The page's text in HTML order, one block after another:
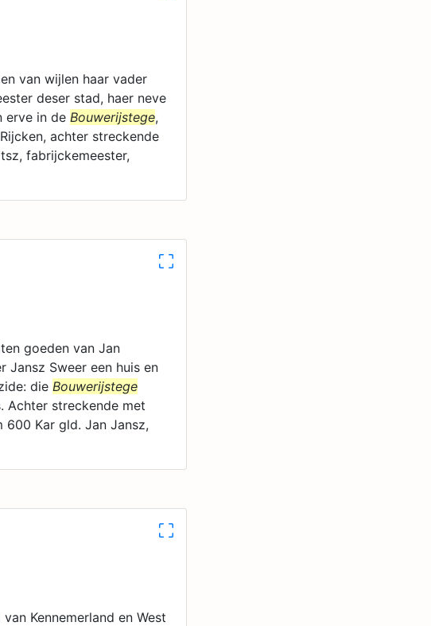
van wijlen haar vader
deser stad, haer neve
erve in de Bouwerijstege,
achter streckende
fabrijckemeester,
goeden van Jan
Jansz Sweer een huis en
die Bouwerijstege
Achter streckende met
600 Kar gld. Jan Jansz,
Kennemerland en West